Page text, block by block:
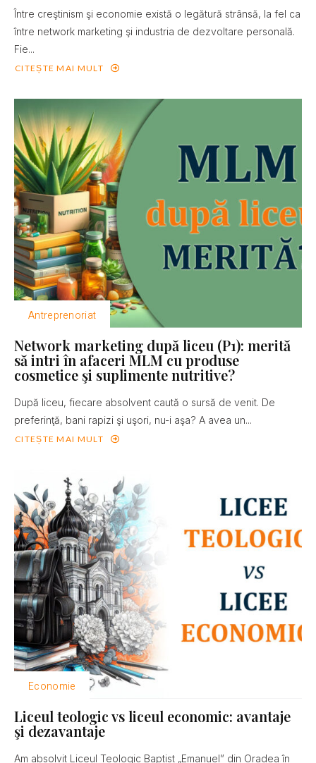
Între creştinism şi economie există o legătură strânsă, la fel ca
între network marketing şi industria de dezvoltare personală.
Fie...
CITEȘTE MAI MULT
Antreprenoriat
Network marketing după liceu (P1): merită
să intri în afaceri MLM cu produse
cosmetice şi suplimente nutritive?
După liceu, fiecare absolvent caută o sursă de venit. De
preferinţă, bani rapizi şi uşori, nu-i aşa? A avea un...
CITEȘTE MAI MULT
Economie
Liceul teologic vs liceul economic: avantaje
şi dezavantaje
Am absolvit Liceul Teologic Baptist „Emanuel” din Oradea în